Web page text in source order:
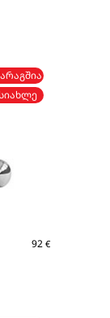
ᲡᲘᲐᲮᲚᲔ
92 €